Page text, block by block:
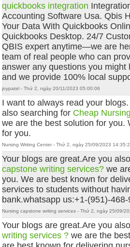
quickbooks integration
Accounting Software Usa. Qbis
Your Data With Quickbooks
Quickbooks Desktop. 24/7
QBIS expert anytime—we are
team of real people who can
answer any questions you might
and we provide 100% local
joypatel - Thứ 2, ngày 20/11/2023 05:00:06
I want to always read your
also searching for Cheap
we are the best solution for you.
for you.
Nursing Writing Center - Thứ 2, ngày 25/09/2023
Your blogs are great.Are you
capstone writing services? we
you. We are best known for
services to students without
bank.whatsapp us:+1-(951)-
Nursing capstone writing services - Thứ 2, ngày 25/09/
Your blogs are great.Are you
writing services ? we are the